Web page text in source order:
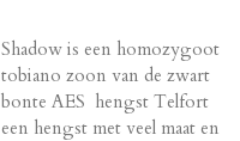
Shadow is een homozygoot
tobiano zoon van de zwart
bonte AES hengst Telfort
een hengst met veel maat en